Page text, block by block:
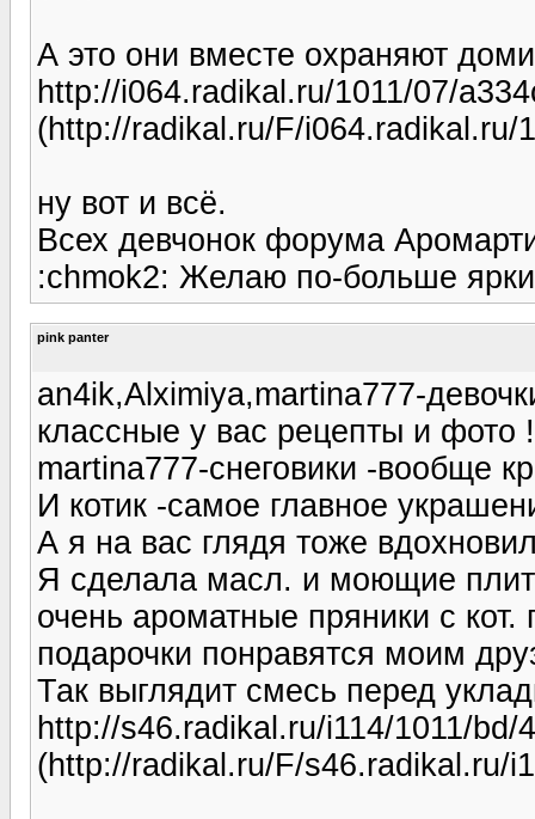
А это они вместе охраняют
http://i064.radikal.ru/1011/07/
(http://radikal.ru/F/i064.radikal.ru/
ну вот и всё.
Всех девчонок форума
:chmok2: Желаю по-больше
pink panter
an4ik,Alximiya,martina777-
классные у вас рецепты и фото
martina777-снеговики -вообще
И котик -самое главное
А я на вас глядя тоже
Я сделала масл. и моющие
очень ароматные пряники с
подарочки понравятся моим
Так выглядит смесь перед
http://s46.radikal.ru/i114/1011/bd/
(http://radikal.ru/F/s46.radikal.ru/